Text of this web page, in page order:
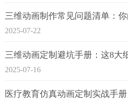
2025-07-22
三维动画定制避坑手册：这8大
2025-07-16